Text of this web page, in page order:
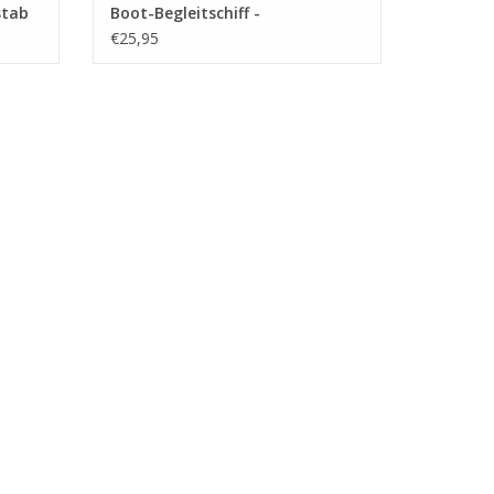
Boot-Begleitschiff -
Bauzeichnung Maßstab 1 : 150
€25,95